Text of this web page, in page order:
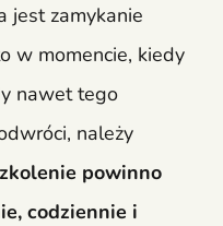
jest zamykanie
w momencie, kiedy
nawet tego
należy
powinno
codziennie i